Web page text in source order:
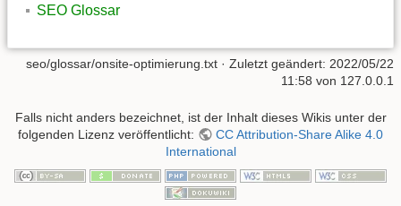
SEO Glossar
seo/glossar/onsite-optimierung.txt · Zuletzt geändert: 2022/05/22
11:58 von 127.0.0.1
Falls nicht anders bezeichnet, ist der Inhalt dieses Wikis unter der
folgenden Lizenz veröffentlicht:
CC Attribution-Share Alike 4.0
International